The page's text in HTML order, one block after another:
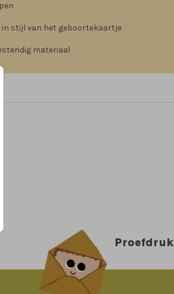
in stijl van het geboortekaartje
materiaal
Proefdruk